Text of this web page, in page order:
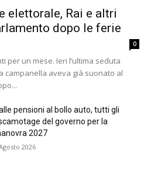
elettorale, Rai e altri
dopo le ferie
0
per un mese. Ieri l’ultima seduta
campanella aveva già suonato al
pensioni al bollo auto, tutti gli
del governo per la
2027
2026